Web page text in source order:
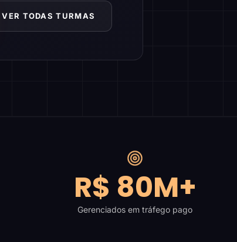
VER TODAS TURMAS
R$ 80M+
Gerenciados em tráfego pago